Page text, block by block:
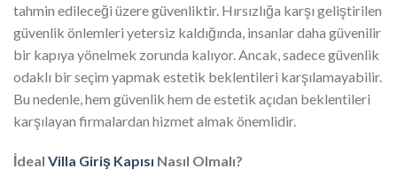
tahmin edileceği üzere güvenliktir. Hırsızlığa karşı geliştirilen
güvenlik önlemleri yetersiz kaldığında, insanlar daha güvenilir
bir kapıya yönelmek zorunda kalıyor. Ancak, sadece güvenlik
odaklı bir seçim yapmak estetik beklentileri karşılamayabilir.
Bu nedenle, hem güvenlik hem de estetik açıdan beklentileri
karşılayan firmalardan hizmet almak önemlidir.
İdeal Villa Giriş Kapısı Nasıl Olmalı?